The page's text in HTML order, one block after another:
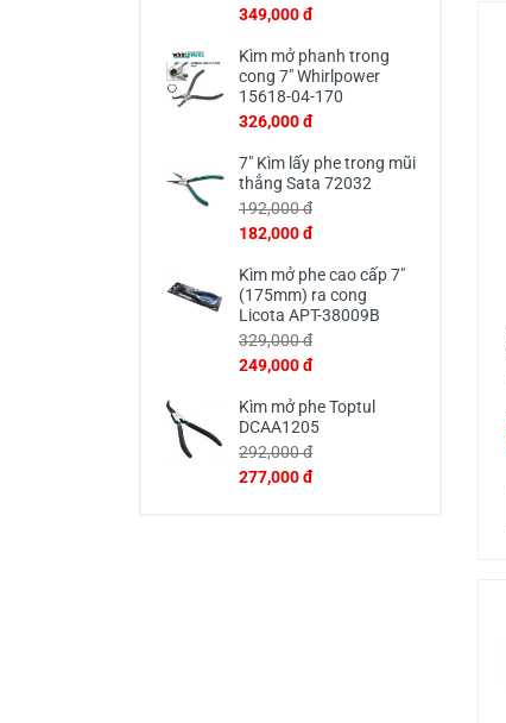
349,000 đ
Kìm mở phanh trong
cong 7" Whirlpower
15618-04-170
326,000 đ
7" Kìm lấy phe trong mũi
thẳng Sata 72032
192,000 đ
182,000 đ
Kìm mở phe cao cấp 7"
(175mm) ra cong
Licota APT-38009B
329,000 đ
249,000 đ
Kìm mở phe Toptul
DCAA1205
292,000 đ
277,000 đ